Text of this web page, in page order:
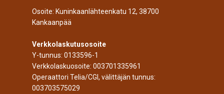
Osoite: Kuninkaanlähteenkatu 12, 38700
Kankaanpää
Verkkolaskutusosoite
Y-tunnus: 0133596-1
Verkkolaskuosoite: 003701335961
Operaattori Telia/CGI, välittäjän tunnus:
003703575029